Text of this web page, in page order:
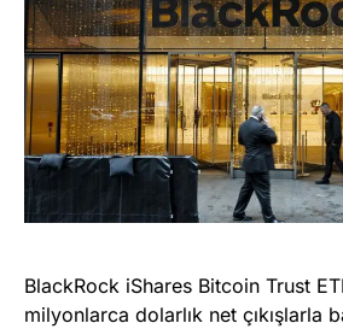
BlackRock iShares Bitcoin Trust
milyonlarca dolarlık net çıkışlarla